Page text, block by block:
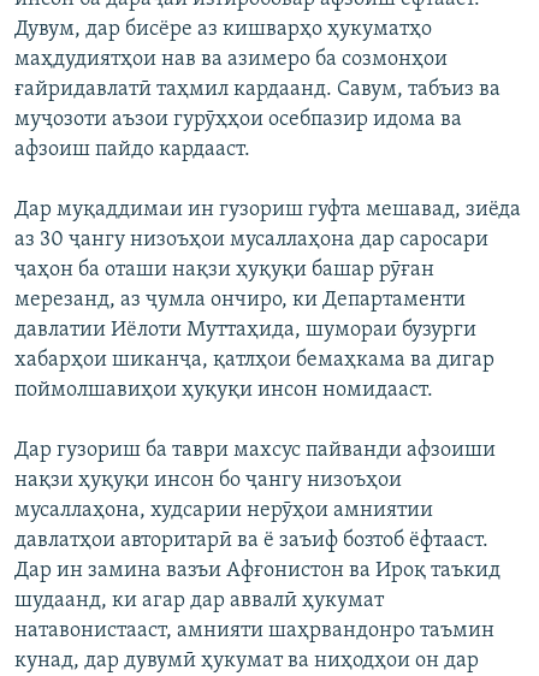
Дувум, дар бисёре аз кишварҳо ҳукуматҳо
маҳдудиятҳои нав ва азимеро ба созмонҳои
ғайридавлатӣ таҳмил кардаанд. Савум, табъиз ва
муҷозоти аъзои гурӯҳҳои осебпазир идома ва
афзоиш пайдо кардааст.
Дар муқаддимаи ин гузориш гуфта мешавад, зиёда
аз 30 ҷангу низоъҳои мусаллаҳона дар саросари
ҷаҳон ба оташи нақзи ҳуқуқи башар рӯған
мерезанд, аз ҷумла ончиро, ки Департаменти
давлатии Иёлоти Муттаҳида, шумораи бузурги
хабарҳои шиканҷа, қатлҳои бемаҳкама ва дигар
поймолшавиҳои ҳуқуқи инсон номидааст.
Дар гузориш ба таври махсус пайванди афзоиши
нақзи ҳуқуқи инсон бо ҷангу низоъҳои
мусаллаҳона, худсарии нерӯҳои амниятии
давлатҳои авторитарӣ ва ё заъиф бозтоб ёфтааст.
Дар ин замина вазъи Афғонистон ва Ироқ таъкид
шудаанд, ки агар дар аввалӣ ҳукумат
натавонистааст, амнияти шаҳрвандонро таъмин
кунад, дар дувумӣ ҳукумат ва ниҳодҳои он дар